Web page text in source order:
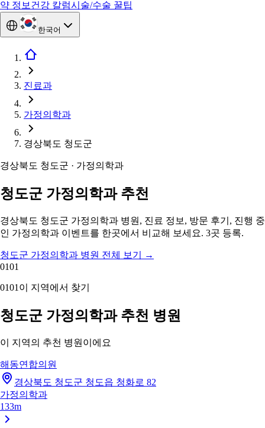
약 정보 건강 칼럼시술/수술 꿀팁
한국어
진료과
가정의학과
경상북도 청도군
경상북도 청도군 · 가정의학과
청도군 가정의학과 추천
경상북도 청도군 가정의학과 병원, 진료 정보, 방문 후기, 진행 중
인 가정의학과 이벤트를 한곳에서 비교해 보세요. 3곳 등록.
청도군 가정의학과 병원 전체 보기
→
0101
0101 이 지역에서 찾기
청도군 가정의학과 추천 병원
이 지역의 추천 병원이에요
해동연합의원
경상북도 청도군 청도읍 청화로 82
가정의학과
133m